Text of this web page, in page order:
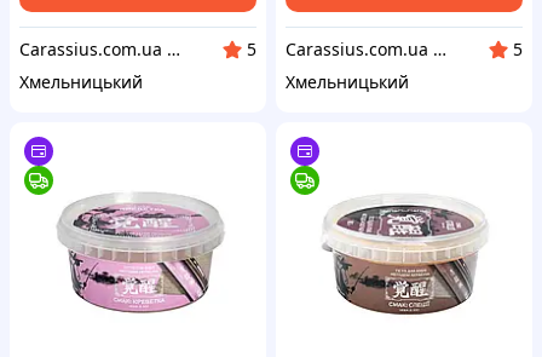
Carassius.com.ua - Все для риболовлі та відпочинку
5
Хмельницький
Carassius.com.ua - Все для риболовлі та відпочинку
5
Хмельницький